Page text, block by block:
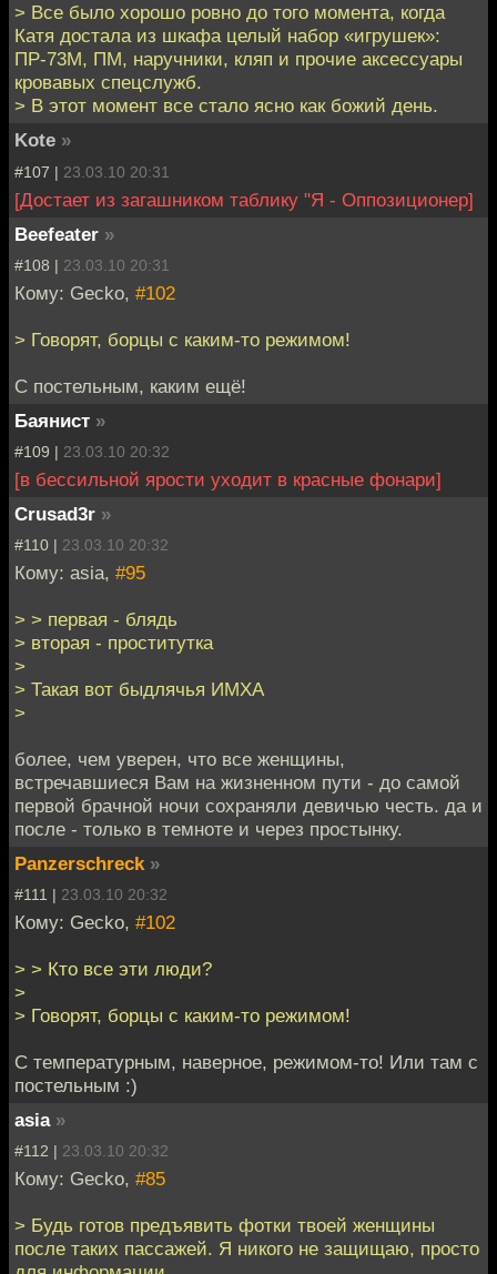
> Все было хорошо ровно до того момента, когда
Катя достала из шкафа целый набор «игрушек»:
ПР-73М, ПМ, наручники, кляп и прочие аксессуары
кровавых спецслужб.
> В этот момент все стало ясно как божий день.
Kote »
#107 | 23.03.10 20:31
[Достает из загашником таблику "Я - Оппозиционер]
Beefeater »
#108 | 23.03.10 20:31
Кому: Gecko, #102
> Говорят, борцы с каким-то режимом!
С постельным, каким ещё!
Баянист »
#109 | 23.03.10 20:32
[в бессильной ярости уходит в красные фонари]
Crusad3r »
#110 | 23.03.10 20:32
Кому: asia, #95
> > первая - блядь
> вторая - проститутка
>
> Такая вот быдлячья ИМХА
>
более, чем уверен, что все женщины,
встречавшиеся Вам на жизненном пути - до самой
первой брачной ночи сохраняли девичью честь. да и
после - только в темноте и через простынку.
Panzerschreck »
#111 | 23.03.10 20:32
Кому: Gecko, #102
> > Кто все эти люди?
>
> Говорят, борцы с каким-то режимом!
С температурным, наверное, режимом-то! Или там с
постельным :)
asia »
#112 | 23.03.10 20:32
Кому: Gecko, #85
> Будь готов предъявить фотки твоей женщины
после таких пассажей. Я никого не защищаю, просто